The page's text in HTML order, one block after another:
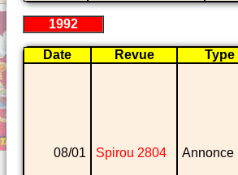
1992
Date Revue Type
08/01 Spirou 2804 Annonce